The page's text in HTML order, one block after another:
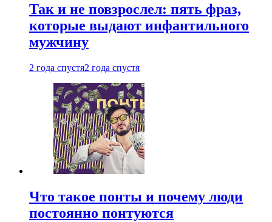
Так и не повзрослел: пять фраз,
которые выдают инфантильного
мужчину
2 года спустя2 года спустя
Что такое понты и почему люди
постоянно понтуются